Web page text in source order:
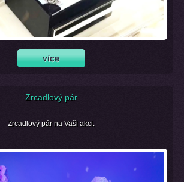
Zrcadlový pár
Zrcadlový pár na Vaši akci.